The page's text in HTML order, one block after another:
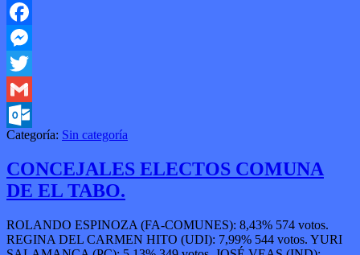
Facebook
Messenger
Twitter
Gmail
Outlook.com
Categoría: Sin categoría
CONCEJALES ELECTOS COMUNA
DE EL TABO.
ROLANDO ESPINOZA (FA-COMUNES): 8,43% 574 votos.
REGINA DEL CARMEN HITO (UDI): 7,99% 544 votos. YURI